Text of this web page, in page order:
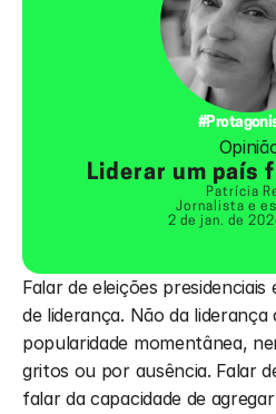
Liderar um país
Patrícia
Jornalista e
2 de jan. de
Falar de eleições
de liderança. Não da
popularidade momentânea,
gritos ou por ausência. Falar
falar da capacidade de